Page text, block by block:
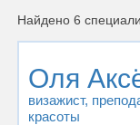
Найдено 6
Оля
визажист,
красоты